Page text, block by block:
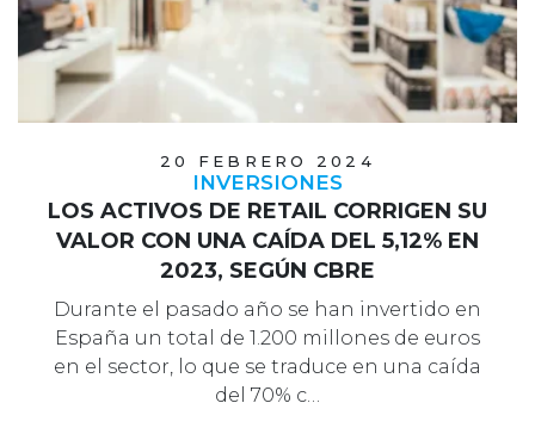
20 FEBRERO 2024
INVERSIONES
LOS ACTIVOS DE RETAIL CORRIGEN SU
VALOR CON UNA CAÍDA DEL 5,12% EN
2023, SEGÚN CBRE
Durante el pasado año se han invertido en
España un total de 1.200 millones de euros
en el sector, lo que se traduce en una caída
del 70% c…